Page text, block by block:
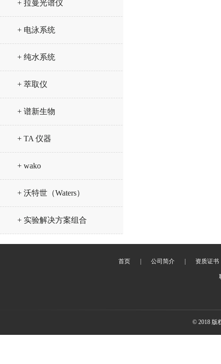
+ 拉曼光谱仪
+ 电泳系统
+ 纯水系统
+ 萃取仪
+ 谱新生物
+ TA 仪器
+ wako
+ 沃特世（Waters）
+ 实验解决方案组合
首页 公司简介 资质证书
© 2018 版